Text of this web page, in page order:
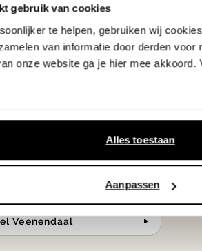
gebruik van cookies
te helpen, gebruiken wij
van informatie door derden voor
onze website ga je hier mee akkoord.
Alles toestaan
Aanpassen
liefde de mooiste woon-,
met de mooiste
en de nieuwste ontwerpen
openingstijden en
Veenendaal